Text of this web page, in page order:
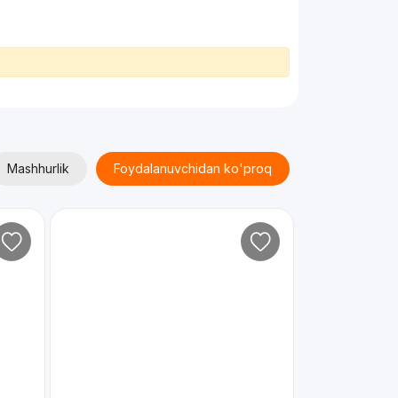
Mashhurlik Foydalanuvchidan ko'proq